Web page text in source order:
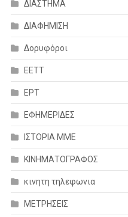
ΔΙΑΣΤΗΜΑ
ΔΙΑΦΗΜΙΣΗ
Δορυφόροι
ΕΕΤΤ
ΕΡΤ
ΕΦΗΜΕΡΙΔΕΣ
ΙΣΤΟΡΙΑ ΜΜΕ
ΚΙΝΗΜΑΤΟΓΡΑΦΟΣ
κινητη τηλεφωνια
ΜΕΤΡΗΣΕΙΣ